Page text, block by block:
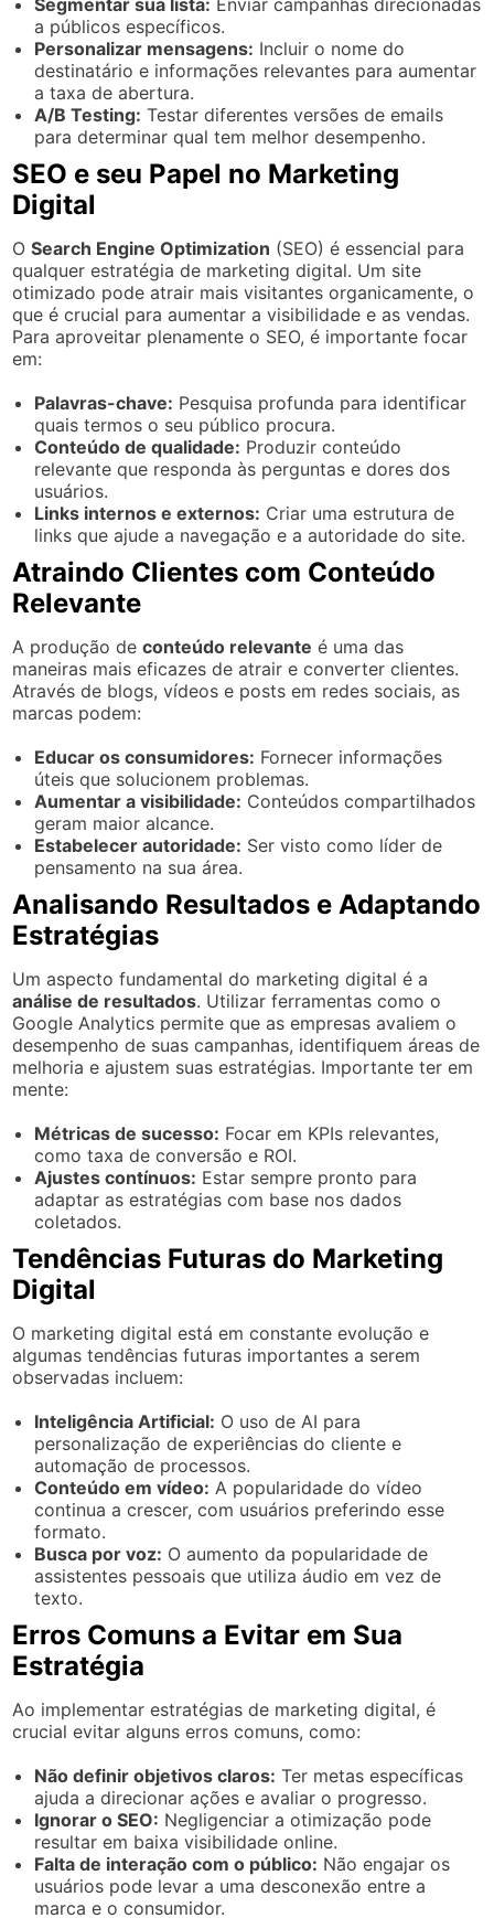
a públicos específicos.
Personalizar mensagens: Incluir o nome do
destinatário e informações relevantes para aumentar
a taxa de abertura.
A/B Testing: Testar diferentes versões de emails
para determinar qual tem melhor desempenho.
SEO e seu Papel no Marketing
Digital
OSearch Engine Optimization (SEO) é essencial para
qualquer estratégia de marketing digital. Um site
otimizado pode atrair mais visitantes organicamente, o
que é crucial para aumentar a visibilidade e as vendas.
Para aproveitar plenamente o SEO, é importante focar
em:
Palavras-chave: Pesquisa profunda para identificar
quais termos o seu público procura.
Conteúdo de qualidade: Produzir conteúdo
relevante que responda às perguntas e dores dos
usuários.
Links internos e externos: Criar uma estrutura de
links que ajude a navegação e a autoridade do site.
Atraindo Clientes com Conteúdo
Relevante
A produção deconteúdo relevante é uma das
maneiras mais eficazes de atrair e converter clientes.
Através de blogs, vídeos e posts em redes sociais, as
marcas podem:
Educar os consumidores: Fornecer informações
úteis que solucionem problemas.
Aumentar a visibilidade: Conteúdos compartilhados
geram maior alcance.
Estabelecer autoridade: Ser visto como líder de
pensamento na sua área.
Analisando Resultados e Adaptando
Estratégias
Um aspecto fundamental do marketing digital é a
análise de resultados. Utilizar ferramentas como o
Google Analytics permite que as empresas avaliem o
desempenho de suas campanhas, identifiquem áreas de
melhoria e ajustem suas estratégias. Importante ter em
mente:
Métricas de sucesso: Focar em KPIs relevantes,
como taxa de conversão e ROI.
Ajustes contínuos: Estar sempre pronto para
adaptar as estratégias com base nos dados
coletados.
Tendências Futuras do Marketing
Digital
O marketing digital está em constante evolução e
algumas tendências futuras importantes a serem
observadas incluem:
Inteligência Artificial: O uso de AI para
personalização de experiências do cliente e
automação de processos.
Conteúdo em vídeo: A popularidade do vídeo
continua a crescer, com usuários preferindo esse
formato.
Busca por voz: O aumento da popularidade de
assistentes pessoais que utiliza áudio em vez de
texto.
Erros Comuns a Evitar em Sua
Estratégia
Ao implementar estratégias de marketing digital, é
crucial evitar alguns erros comuns, como:
Não definir objetivos claros: Ter metas específicas
ajuda a direcionar ações e avaliar o progresso.
Ignorar o SEO: Negligenciar a otimização pode
resultar em baixa visibilidade online.
Falta de interação com o público: Não engajar os
usuários pode levar a uma desconexão entre a
marca e o consumidor.